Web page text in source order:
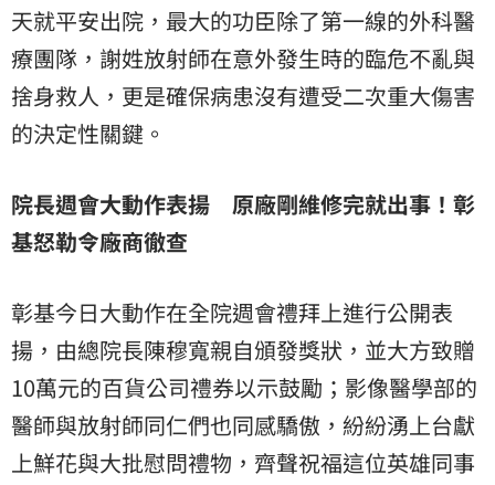
天就平安出院，最大的功臣除了第一線的外科醫
療團隊，謝姓放射師在意外發生時的臨危不亂與
捨身救人，更是確保病患沒有遭受二次重大傷害
的決定性關鍵。
院長週會大動作表揚 原廠剛維修完就出事！彰
基怒勒令廠商徹查
彰基今日大動作在全院週會禮拜上進行公開表
揚，由總院長陳穆寬親自頒發獎狀，並大方致贈
10萬元的百貨公司禮券以示鼓勵；影像醫學部的
醫師與放射師同仁們也同感驕傲，紛紛湧上台獻
上鮮花與大批慰問禮物，齊聲祝福這位英雄同事